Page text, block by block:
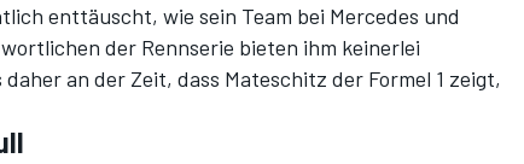
enttäuscht, wie sein Team bei Mercedes und
der Rennserie bieten ihm keinerlei
an der Zeit, dass Mateschitz der Formel 1 zeigt,